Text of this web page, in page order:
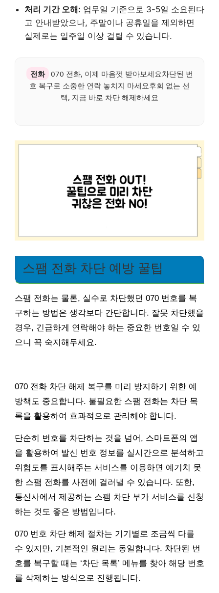
처리 기간 오해: 업무일 기준으로 3-5일 소요된다
고 안내받았으나, 주말이나 공휴일을 제외하면
실제로는 일주일 이상 걸릴 수 있습니다.
전화
070 전화, 이제 마음껏 받아보세요차단된 번
호 복구로 소중한 연락 놓치지 마세요후회 없는 선
택, 지금 바로 차단 해제하세요
스팸 전화 차단 예방 꿀팁
스팸 전화는 물론, 실수로 차단했던 070 번호를 복
구하는 방법은 생각보다 간단합니다. 잘못 차단했을
경우, 긴급하게 연락해야 하는 중요한 번호일 수 있
으니 꼭 숙지해두세요.
070 전화 차단 해제 복구를 미리 방지하기 위한 예
방책도 중요합니다. 불필요한 스팸 전화는 차단 목
록을 활용하여 효과적으로 관리해야 합니다.
단순히 번호를 차단하는 것을 넘어, 스마트폰의 앱
을 활용하여 발신 번호 정보를 실시간으로 분석하고
위험도를 표시해주는 서비스를 이용하면 예기치 못
한 스팸 전화를 사전에 걸러낼 수 있습니다. 또한,
통신사에서 제공하는 스팸 차단 부가 서비스를 신청
하는 것도 좋은 방법입니다.
070 번호 차단 해제 절차는 기기별로 조금씩 다를
수 있지만, 기본적인 원리는 동일합니다. 차단된 번
호를 복구할 때는 ‘차단 목록’ 메뉴를 찾아 해당 번호
를 삭제하는 방식으로 진행됩니다.